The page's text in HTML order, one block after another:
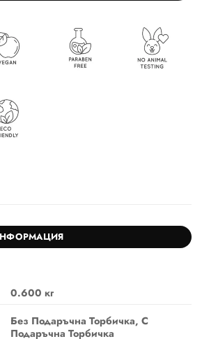
0.600 кг
Без Подаръчна Торбичка, С
Подаръчна Торбичка